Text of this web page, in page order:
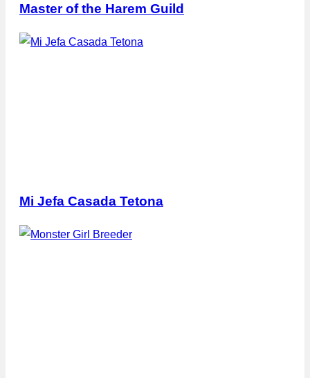
Master of the Harem Guild
Mi Jefa Casada Tetona